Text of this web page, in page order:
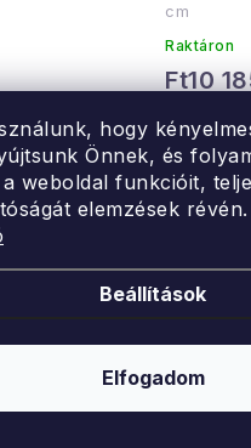
hogy
Önnek, és
weboldal funkcióit,
elemzések révén.
Beállítások
Elfogadom
cm
Raktáron
Ft10